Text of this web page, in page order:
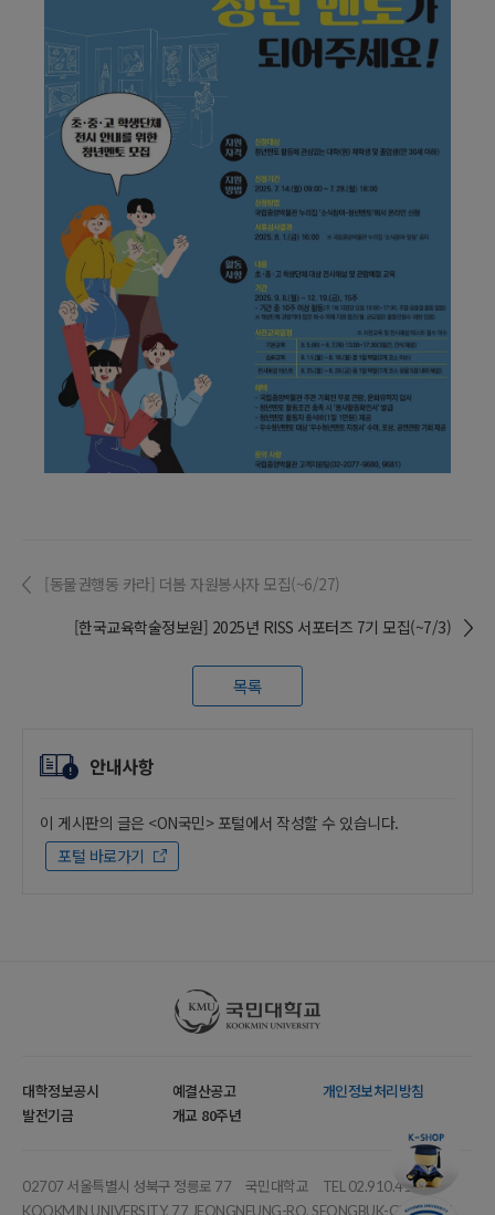
[동물권행동 카라] 더봄 자원봉사자 모집(~6/27)
[한국교육학술정보원] 2025년 RISS 서포터즈 7기 모집(~7/3)
목록
안내사항
이 게시판의 글은 <ON국민> 포털에서 작성할 수 있습니다.
포털 바로가기
국민대학교
대학정보공시 예결산공고
개인정보처리방침
발전기금
개교 80주년
02707 서울특별시 성북구 정릉로 77 국민대학교
TEL 02.910.4114
KOOKMIN UNIVERSITY, 77 JEONGNEUNG-RO, SEONGBUK-GU, SEOUL,